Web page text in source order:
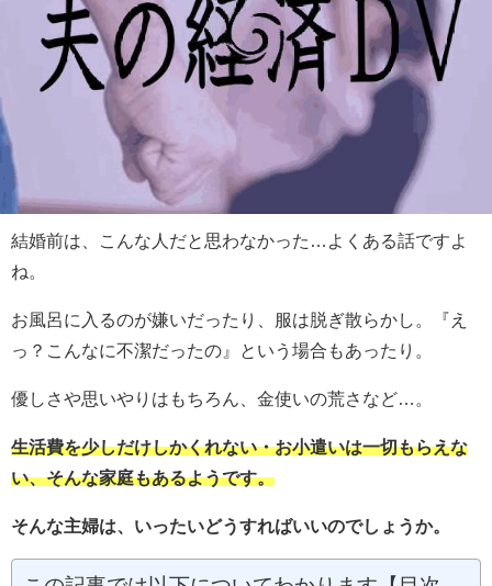
結婚前は、こんな人だと思わなかった…よくある話ですよ
ね。
お風呂に入るのが嫌いだったり、服は脱ぎ散らかし。『え
っ？こんなに不潔だったの』という場合もあったり。
優しさや思いやりはもちろん、金使いの荒さなど…。
生活費を少しだけしかくれない・お小遣いは一切もらえな
い、そんな家庭もあるようです。
そんな主婦は、いったいどうすればいいのでしょうか。